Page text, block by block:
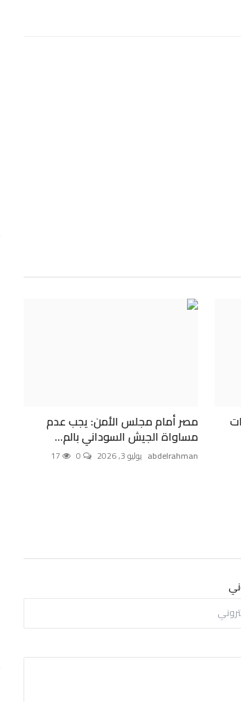
مصر أمام مجلس الأمن: يجب عدم
مساواة الجيش السوداني بالم...
abdelrahman يوليو 3, 2026